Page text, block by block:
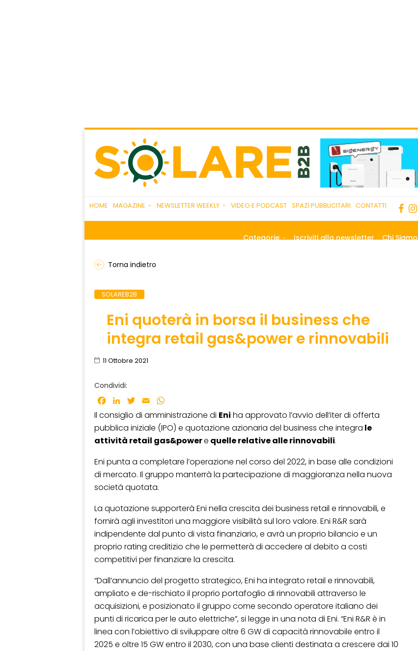
HOME MAGAZINE NEWSLETTER WEEKLY VIDEO E PODCAST SPAZI PUBBLICITARI CONTATTI
Categorie Iscriviti alla newsletter Chi Siamo
Torna indietro
SOLAREB2B
Eni quoterà in borsa il business che
integra retail gas&power e rinnovabili
11 Ottobre 2021
Condividi:
Facebook
LinkedInTwitter
Email
Il consiglio di amministrazione di Eni ha approvato l’avvio dell’iter di offerta
pubblica iniziale (IPO) e quotazione azionaria del business che integra le
attività retail gas&powere quelle relative alle rinnovabili.
Eni punta a completare l’operazione nel corso del 2022, in base alle condizioni
di mercato. Il gruppo manterrà la partecipazione di maggioranza nella nuova
società quotata.
La quotazione supporterà Eni nella crescita dei business retail e rinnovabili, e
fornirà agli investitori una maggiore visibilità sul loro valore. Eni R&R sarà
indipendente dal punto di vista finanziario, e avrà un proprio bilancio e un
proprio rating creditizio che le permetterà di accedere al debito a costi
competitivi per finanziare la crescita.
“Dall’annuncio del progetto strategico, Eni ha integrato retail e rinnovabili,
ampliato e de-rischiato il proprio portafoglio di rinnovabili attraverso le
acquisizioni, e posizionato il gruppo come secondo operatore italiano dei
punti di ricarica per le auto elettriche”, si legge in una nota di Eni. “Eni R&R è in
linea con l’obiettivo di sviluppare oltre 6 GW di capacità rinnovabile entro il
2025 e oltre 15 GW entro il 2030, con una base clienti destinata a crescere dai 10